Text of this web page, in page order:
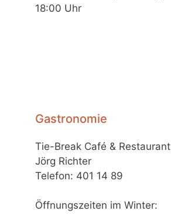
18:00 Uhr
Gastronomie
Tie-Break Café & Restaurant
Jörg Richter
Telefon: 401 14 89
Öffnungszeiten im Winter: